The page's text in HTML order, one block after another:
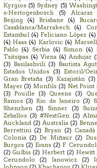
Kyrgios (5) Sydney (5)
s-Hertogenbosch
(5) Alcaraz
Beijing
(4) Brisbane (4)
Casablanca/Marrakech
(4)
Estambul (4) Feliciano López (4)
(4) Haas (4) Karlovic (4)
Pablo (4) Serbia (4) Simon (4)
Tsitsipas (4) Viena (4) Andujar
(3) Basilashvili (3) Bautista Agut
Estados Unidos (3) Estoril/
Gran Bretaña (3) Kazajistán (3)
Mayer (3) Monfils (3) Net Point
(3)
Pouille (3) Queens (3)
Ramos (3) Rio de Janeiro (3)
Shenzhen
(3) Sinner (3)
Zeballos (3) #NextGen (2)
Auckland (2) Australia (2)
Berrettini (2) Bryan (2) Canadá
Colonia (2) De Miñaur (2)
Burgos (2) Evans (2) F.
(2) Gulbis (2) Herbert (2) Hewitt
Cerundolo
(2) Janowicz (2)